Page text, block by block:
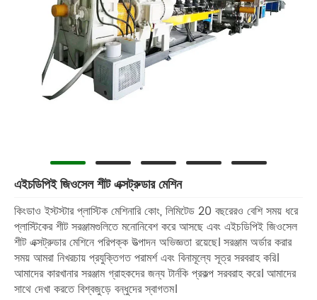
এইচডিপিই জিওসেল শীট এক্সট্রুডার মেশিন
কিংডাও ইস্টস্টার প্লাস্টিক মেশিনারি কোং, লিমিটেড 20 বছরেরও বেশি সময় ধরে
প্লাস্টিকের শীট সরঞ্জামগুলিতে মনোনিবেশ করে আসছে এবং এইচডিপিই জিওসেল
শীট এক্সট্রুডার মেশিনে পরিপক্ক উত্পাদন অভিজ্ঞতা রয়েছে। সরঞ্জাম অর্ডার করার
সময় আমরা নিখরচায় প্রযুক্তিগত পরামর্শ এবং বিনামূল্যে সূত্র সরবরাহ করি।
আমাদের কারখানার সরঞ্জাম গ্রাহকদের জন্য টার্নকি প্রকল্প সরবরাহ করে। আমাদের
সাথে দেখা করতে বিশ্বজুড়ে বন্ধুদের স্বাগতম।